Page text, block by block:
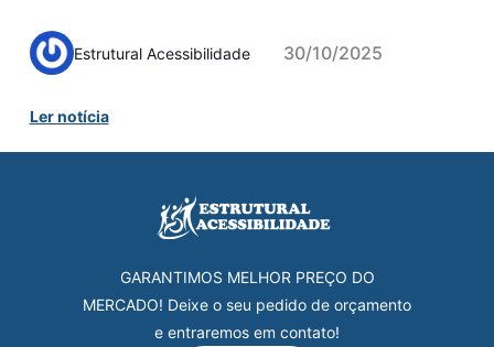
Estrutural Acessibilidade 30/10/2025
Ler notícia
GARANTIMOS MELHOR PREÇO DO
MERCADO! Deixe o seu pedido de orçamento
e entraremos em contato!